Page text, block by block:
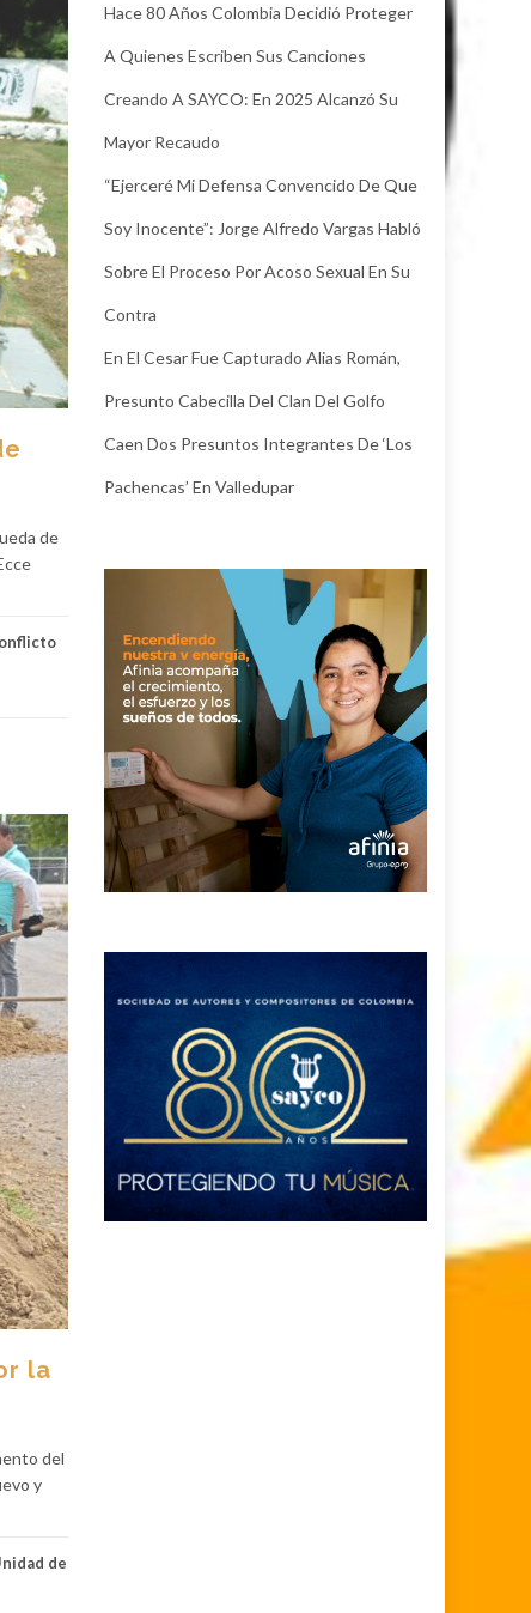
de
la
del
y
de
Hace 80 Años Colombia Decidió Proteger
A Quienes Escriben Sus Canciones
Creando A SAYCO: En 2025 Alcanzó Su
Mayor Recaudo
“Ejerceré Mi Defensa Convencido De Que
Soy Inocente”: Jorge Alfredo Vargas Habló
Sobre El Proceso Por Acoso Sexual En Su
Contra
En El Cesar Fue Capturado Alias Román,
Presunto Cabecilla Del Clan Del Golfo
Caen Dos Presuntos Integrantes De ‘Los
Pachencas’ En Valledupar